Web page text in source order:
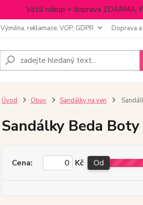
Větší nákup = doprava ZDARMA.
Výměna, reklamace, VOP, GDPR Doprava
Úvod Obuv Sandálky na ven
Sandálky Beda Boty
Cena: Kč Od